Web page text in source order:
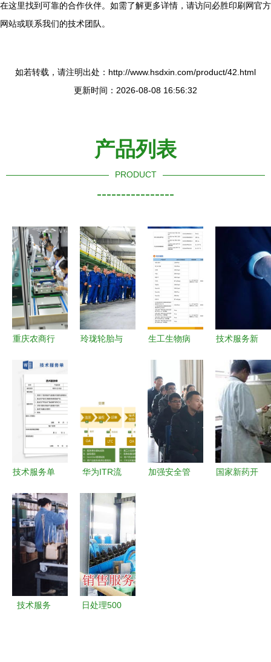
在这里找到可靠的合作伙伴。如需了解更多详情，请访问必胜印刷网官方
网站或联系我们的技术团队。
如若转载，请注明出处：http://www.hsdxin.com/product/42.html
更新时间：2026-08-08 16:56:32
产品列表
PRODUCT
----------------
重庆农商行
制”开启帮
扶小微企业
加速度
玲珑轮胎与
深化技术服
务合作的里
程碑
生工生物病
盒一站式解
决方案
—— 专业
护航科研探
索之路
技术服务新
原创视角下
的服务营销
如何助你弯
道超车
技术服务单
详解与实用
指南
华为ITR流
问题到解
决，构建以
客户为中心
的技术服务
闭环
加强安全管
国家新药开
技术服务
日处理500